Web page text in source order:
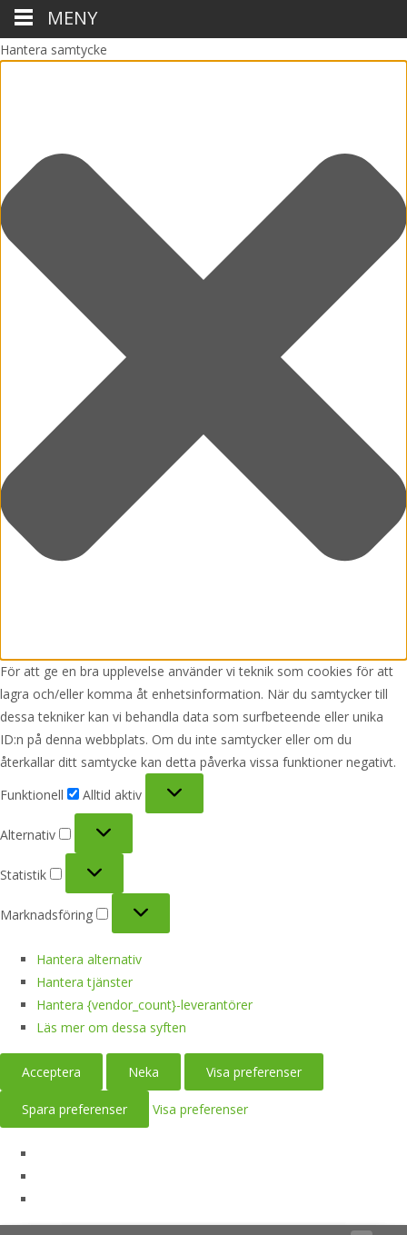
Hantera samtycke
För att ge en bra upplevelse använder vi teknik som cookies för att
lagra och/eller komma åt enhetsinformation. När du samtycker till
dessa tekniker kan vi behandla data som surfbeteende eller unika
ID:n på denna webbplats. Om du inte samtycker eller om du
återkallar ditt samtycke kan detta påverka vissa funktioner negativt.
Funktionell
Alltid aktiv
Alternativ
Statistik
Marknadsföring
Hantera alternativ
Hantera tjänster
Hantera {vendor_count}-leverantörer
Läs mer om dessa syften
Acceptera Neka Visa preferenser
Spara preferenser Visa preferenser
MENY